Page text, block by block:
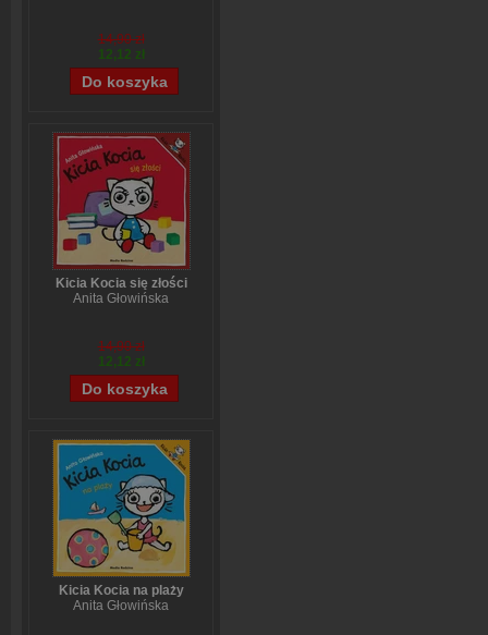
14,90 zł
12,12 zł
Kicia Kocia się złości
Anita Głowińska
14,90 zł
12,12 zł
Kicia Kocia na plaży
Anita Głowińska